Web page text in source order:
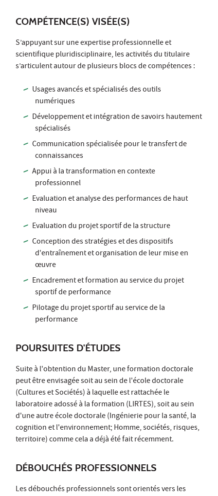
COMPÉTENCE(S) VISÉE(S)
S’appuyant sur une expertise professionnelle et
scientifique pluridisciplinaire, les activités du titulaire
s’articulent autour de plusieurs blocs de compétences :
Usages avancés et spécialisés des outils
numériques
Développement et intégration de savoirs hautement
spécialisés
Communication spécialisée pour le transfert de
connaissances
Appui à la transformation en contexte
professionnel
Evaluation et analyse des performances de haut
niveau
Evaluation du projet sportif de la structure
Conception des stratégies et des dispositifs
d'entraînement et organisation de leur mise en
œuvre
Encadrement et formation au service du projet
sportif de performance
Pilotage du projet sportif au service de la
performance
POURSUITES D'ÉTUDES
Suite à l'obtention du Master, une formation doctorale
peut être envisagée soit au sein de l'école doctorale
(Cultures et Sociétés) à laquelle est rattachée le
laboratoire adossé à la formation (LIRTES), soit au sein
d'une autre école doctorale (Ingénierie pour la santé, la
cognition et l'environnement; Homme, sociétés, risques,
territoire) comme cela a déjà été fait récemment.
DÉBOUCHÉS PROFESSIONNELS
Les débouchés professionnels sont orientés vers les